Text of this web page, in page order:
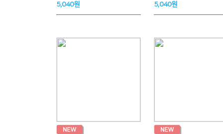
5,040원
5,040원